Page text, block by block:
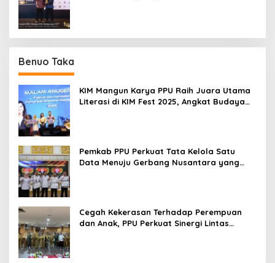
Benuo Taka
KIM Mangun Karya PPU Raih Juara Utama
Literasi di KIM Fest 2025, Angkat Budaya
Pemkab PPU Perkuat Tata Kelola Satu
Data Menuju Gerbang Nusantara yang
Cegah Kekerasan Terhadap Perempuan
dan Anak, PPU Perkuat Sinergi Lintas